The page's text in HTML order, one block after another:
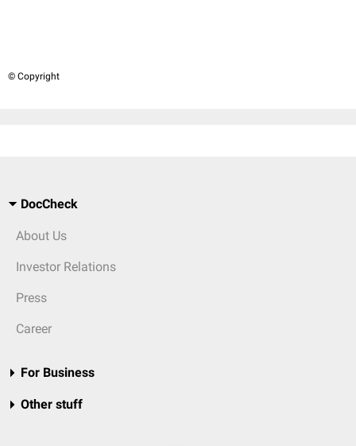
© Copyright
DocCheck
About Us
Investor Relations
Press
Career
For Business
Other stuff